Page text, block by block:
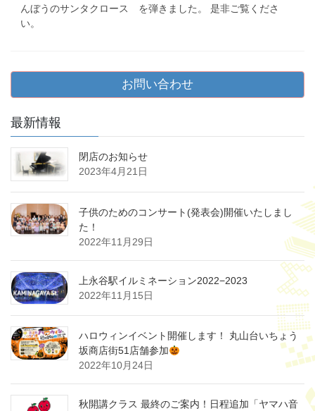
んぼうのサンタクロース を弾きました。 是非ご覧くださ
い。
お問い合わせ
最新情報
閉店のお知らせ
2023年4月21日
子供のためのコンサート(発表会)開催いたしまし
た！
2022年11月29日
上永谷駅イルミネーション2022−2023
2022年11月15日
ハロウィンイベント開催します！ 丸山台いちょう
坂商店街51店舗参加
2022年10月24日
秋開講クラス 最終のご案内！日程追加「ヤマハ音